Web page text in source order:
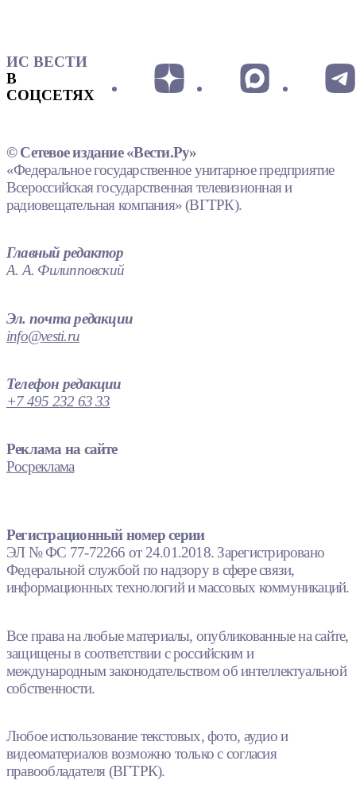
ИС ВЕСТИ
В
СОЦСЕТЯХ
© Сетевое издание «Вести.Ру»
«Федеральное государственное унитарное предприятие
Всероссийская государственная телевизионная и
радиовещательная компания» (ВГТРК).
Главный редактор
А. А. Филипповский
Эл. почта редакции
info@vesti.ru
Телефон редакции
+7 495 232 63 33
Реклама на сайте
Росреклама
Регистрационный номер серии
ЭЛ № ФС 77-72266 от 24.01.2018. Зарегистрировано
Федеральной службой по надзору в сфере связи,
информационных технологий и массовых коммуникаций.
Все права на любые материалы, опубликованные на сайте,
защищены в соответствии с российским и
международным законодательством об интеллектуальной
собственности.
Любое использование текстовых, фото, аудио и
видеоматериалов возможно только с согласия
правообладателя (ВГТРК).